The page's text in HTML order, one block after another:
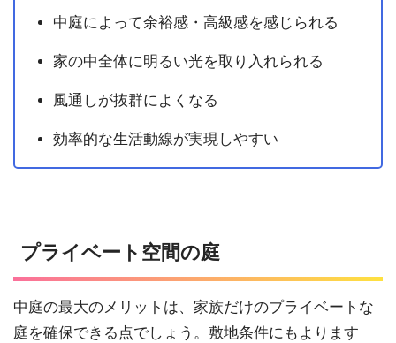
中庭によって余裕感・高級感を感じられる
家の中全体に明るい光を取り入れられる
風通しが抜群によくなる
効率的な生活動線が実現しやすい
プライベート空間の庭
中庭の最大のメリットは、家族だけのプライベートな
庭を確保できる点でしょう。敷地条件にもよります